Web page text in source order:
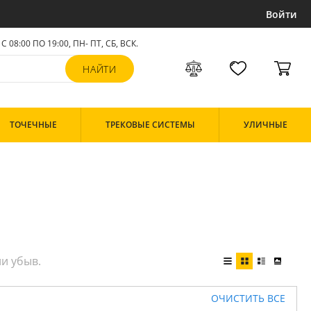
Войти
С 08:00 ПО 19:00, ПН- ПТ, СБ, ВСК.
ТОЧЕЧНЫЕ ТРЕКОВЫЕ СИСТЕМЫ УЛИЧНЫЕ
ОЧИСТИТЬ ВСЕ